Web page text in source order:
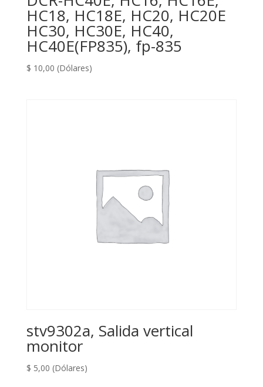
HC18, HC18E, HC20, HC20E
HC30, HC30E, HC40,
HC40E(FP835), fp-835
$ 10,00 (Dólares)
stv9302a, Salida vertical
monitor
$ 5,00 (Dólares)